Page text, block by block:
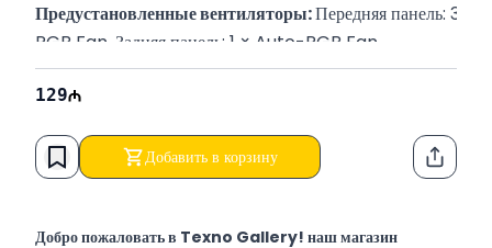
Предустановленные вентиляторы: Передняя панель: 3 ×
RGB Fan, Задняя панель: 1 × Auto-RGB Fan
Поддержка радиаторов: Передняя панель: 120 / 240 мм,
Размеры (Г×Ш×В):
129
Добавить в корзину
Добро пожаловать в Texno Gallery! наш магазин